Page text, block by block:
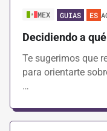
MEX GUIAS ES
Decidiendo a
Te sugerimos que
para orientarte
…